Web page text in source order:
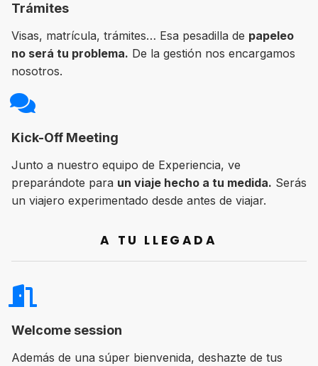
Trámites
Visas, matrícula, trámites… Esa pesadilla de papeleo
no será tu problema. De la gestión nos encargamos
nosotros.
Kick-Off Meeting
Junto a nuestro equipo de Experiencia, ve
preparándote para un viaje hecho a tu medida. Serás
un viajero experimentado desde antes de viajar.
A TU LLEGADA
Welcome session
Además de una súper bienvenida, deshazte de tus